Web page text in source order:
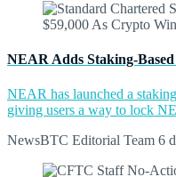
NEAR Adds Staking-
NEAR has launched a
giving users a way to lock
NewsBTC Editorial Team 6